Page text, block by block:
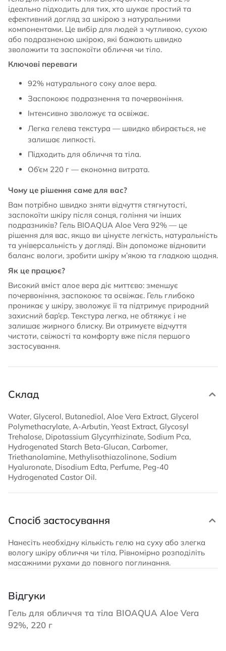
ідеально підходить для тих, хто шукає простий та
ефективний догляд за шкірою з натуральними
компонентами. Це вибір для людей з чутливою, сухою
або подразненою шкірою, які бажають швидко
зволожити та заспокоїти обличчя чи тіло.
Ключові переваги
92% натурального соку алое вера.
Заспокоює подразнення та почервоніння.
Інтенсивно зволожує та освіжає.
Легка гелева текстура — швидко вбирається, не
залишає липкості.
Підходить для обличчя та тіла.
Об’єм 220 г — економна витрата.
Чому це рішення саме для вас?
Вам потрібно швидко зняти відчуття стягнутості,
заспокоїти шкіру після сонця, гоління чи інших
подразників? Гель BIOAQUA Aloe Vera 92% — це
рішення для вас, якщо ви цінуєте легкість, натуральність
та універсальність у догляді. Він допоможе відновити
баланс вологи, зробити шкіру м’якою та гладкою щодня.
Як це працює?
Високий вміст алое вера діє миттєво: зменшує
почервоніння, заспокоює та освіжає. Гель глибоко
проникає у шкіру, зволожує її та підтримує природний
захисний бар’єр. Текстура легка, не обтяжує і не
залишає жирного блиску. Ви отримуєте відчуття
чистоти, свіжості та комфорту вже після першого
застосування.
Склад
Water, Glycerol, Butanediol, Aloe Vera Extract, Glycerol
Polymethacrylate, A-Arbutin, Yeast Extract, Glycosyl
Trehalose, Dipotassium Glycyrrhizinate, Sodium Pca,
Hydrogenated Starch Beta-Glucan, Carbomer,
Triethanolamine, Methylisothiazolinone, Sodium
Hyaluronate, Disodium Edta, Perfume, Peg-40
Hydrogenated Castor Oil.
Спосіб застосування
Нанесіть необхідну кількість гелю на суху або злегка
вологу шкіру обличчя чи тіла. Рівномірно розподіліть
масажними рухами до повного поглинання.
Відгуки
Гель для обличчя та тіла BIOAQUA Aloe Vera
92%, 220 г